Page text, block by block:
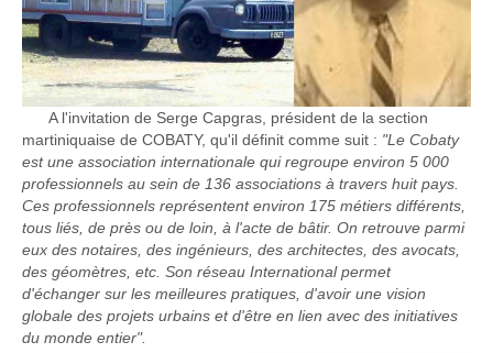
A l'invitation de Serge Capgras, président de la section
martiniquaise de COBATY, qu'il définit comme suit : "Le Cobaty
est une association internationale qui regroupe environ 5 000
professionnels au sein de 136 associations à travers huit pays.
Ces professionnels représentent environ 175 métiers différents,
tous liés, de près ou de loin, à l'acte de bâtir. On retrouve parmi
eux des notaires, des ingénieurs, des architectes, des avocats,
des géomètres, etc. Son réseau International permet
d'échanger sur les meilleures pratiques, d'avoir une vision
globale des projets urbains et d'être en lien avec des initiatives
du monde entier".